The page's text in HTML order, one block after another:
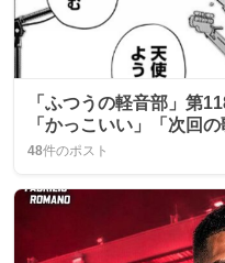
「ふつうの軽音部」第
「かっこいい」「次回の
48件のポスト